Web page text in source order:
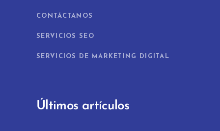
CONTÁCTANOS
SERVICIOS SEO
SERVICIOS DE MARKETING DIGITAL
Últimos artículos